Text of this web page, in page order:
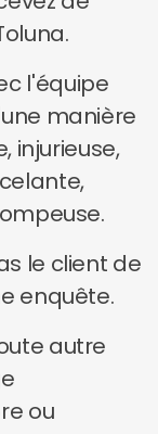
l'équipe
manière
injurieuse,
le client de
enquête.
autre
ou